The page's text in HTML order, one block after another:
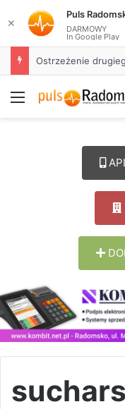
Menu
✕
Puls
DARMOWY
In Google Play